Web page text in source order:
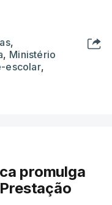
,
, Ministério
escolar,
promulga